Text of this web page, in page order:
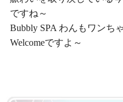
ですね～
Bubbly SPA わんもワンち
Welcomeですよ～